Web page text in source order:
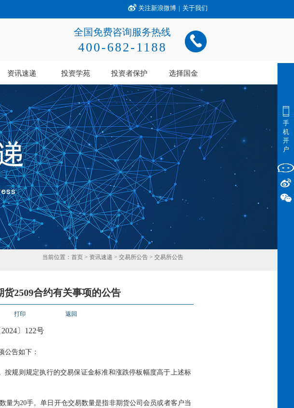
关注新浪微博 | 关于我们
全国免费咨询服务热线
400-682-1188
资讯速递 投资学苑 投资者保护 选择国金
当前位置： 首页 > 资讯速递 > 交易所公告 > 交易所公告
2509合约有关事项的公告
打印 返回
2024〕122号
公告如下：
按规则规定执行的交易保证金标准和涨跌停板幅度高于上述标
量为20手。单日开仓交易数量是指非期货公司会员或者客户当
手
机
开
户